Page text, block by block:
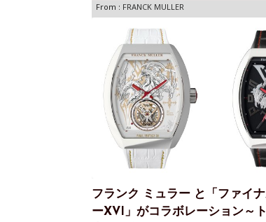
From : FRANCK MULLER
フランク ミュラー と「ファイ
ーXVI」がコラボレーション～